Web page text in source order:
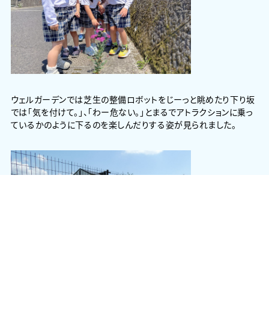
ウェルガーデンでは芝生の整備ロボットをじーっと眺めたり下り坂
では「気を付けて。」、「わー危ない。」とまるでアトラクションに乗っ
ているかのように下るのを楽しんだりする姿が見られました。